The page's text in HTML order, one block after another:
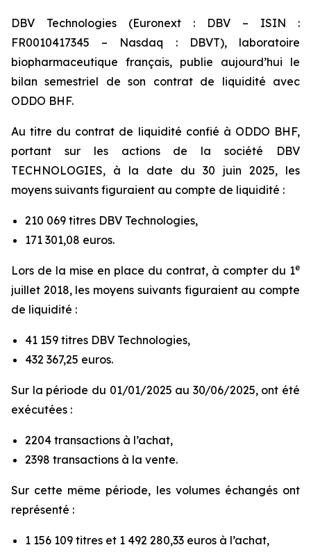
DBV Technologies (Euronext : DBV – ISIN :
FR0010417345 – Nasdaq : DBVT), laboratoire
biopharmaceutique français, publie aujourd’hui le
bilan semestriel de son contrat de liquidité avec
ODDO BHF.
Au titre du contrat de liquidité confié à ODDO BHF,
portant sur les actions de la société DBV
TECHNOLOGIES, à la date du 30 juin 2025, les
moyens suivants figuraient au compte de liquidité :
210 069 titres DBV Technologies,
171 301,08 euros.
Lors de la mise en place du contrat, à compter du 1e
juillet 2018, les moyens suivants figuraient au compte
de liquidité :
41 159 titres DBV Technologies,
432 367,25 euros.
Sur la période du 01/01/2025 au 30/06/2025, ont été
exécutées :
2204 transactions à l’achat,
2398 transactions à la vente.
Sur cette même période, les volumes échangés ont
représenté :
1 156 109 titres et 1 492 280,33 euros à l’achat,